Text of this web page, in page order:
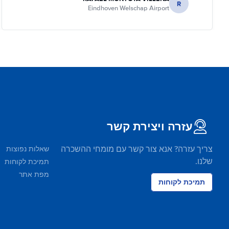
R
Eindhoven Welschap Airport
עזרה ויצירת קשר
צריך עזרה? אנא צור קשר עם מומחי ההשכרה
שלנו.
תמיכת לקוחות
שאלות נפוצות
תמיכת לקוחות
מפת אתר